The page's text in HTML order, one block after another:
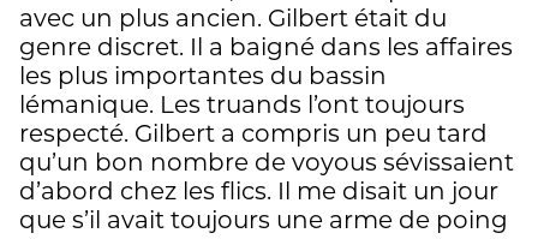
avec un plus ancien. Gilbert était du
genre discret. Il a baigné dans les affaires
les plus importantes du bassin
lémanique. Les truands l’ont toujours
respecté. Gilbert a compris un peu tard
qu’un bon nombre de voyous sévissaient
d’abord chez les flics. Il me disait un jour
que s’il avait toujours une arme de poing